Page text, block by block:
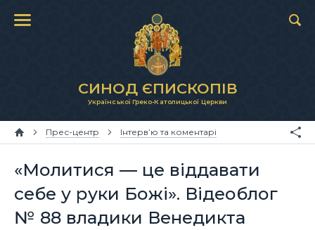
СИНОД ЄПИСКОПІВ
Української Греко-Католицької Церкви
Прес-центр Інтерв’ю та коментарі
«Молитися — це віддавати
себе у руки Божі». Відеоблог
№ 88 владики Венедикта